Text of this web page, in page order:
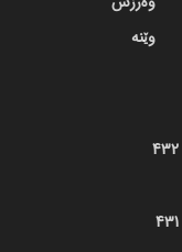
وێنە